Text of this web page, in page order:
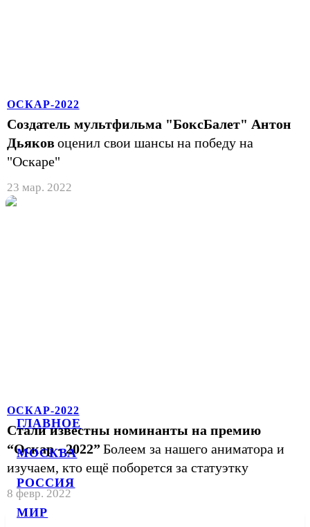
ГЛАВНОЕ
МОСКВА
РОССИЯ
МИР
ОСКАР-2022
Создатель мультфильма "БоксБалет" Антон
Дьяковоценил свои шансы на победу на
"Оскаре"
23 мар. 2022
ОСКАР-2022
Стали известны номинанты на премию
“Оскар - 2022” Болеем за нашего аниматора и
изучаем, кто ещё поборется за статуэтку
8 февр. 2022